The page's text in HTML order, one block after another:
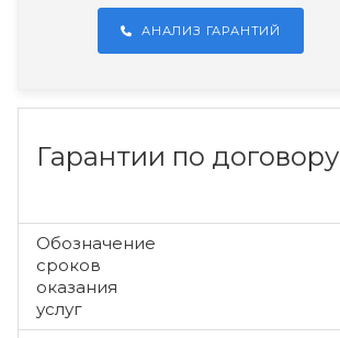
АНАЛИЗ ГАРАНТИЙ
Гарантии по договору
Обозначение
сроков
оказания
услуг